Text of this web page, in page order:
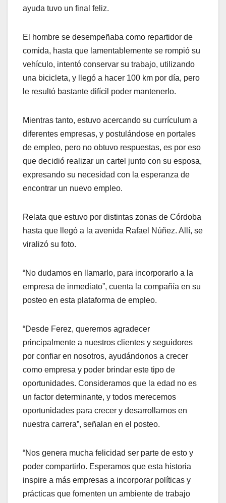
ayuda tuvo un final feliz.
El hombre se desempeñaba como repartidor de
comida, hasta que lamentablemente se rompió su
vehículo, intentó conservar su trabajo, utilizando
una bicicleta, y llegó a hacer 100 km por día, pero
le resultó bastante difícil poder mantenerlo.
Mientras tanto, estuvo acercando su currículum a
diferentes empresas, y postulándose en portales
de empleo, pero no obtuvo respuestas, es por eso
que decidió realizar un cartel junto con su esposa,
expresando su necesidad con la esperanza de
encontrar un nuevo empleo.
Relata que estuvo por distintas zonas de Córdoba
hasta que llegó a la avenida Rafael Núñez. Allí, se
viralizó su foto.
“No dudamos en llamarlo, para incorporarlo a la
empresa de inmediato”, cuenta la compañía en su
posteo en esta plataforma de empleo.
“Desde Ferez, queremos agradecer
principalmente a nuestros clientes y seguidores
por confiar en nosotros, ayudándonos a crecer
como empresa y poder brindar este tipo de
oportunidades. Consideramos que la edad no es
un factor determinante, y todos merecemos
oportunidades para crecer y desarrollarnos en
nuestra carrera”, señalan en el posteo.
“Nos genera mucha felicidad ser parte de esto y
poder compartirlo. Esperamos que esta historia
inspire a más empresas a incorporar políticas y
prácticas que fomenten un ambiente de trabajo